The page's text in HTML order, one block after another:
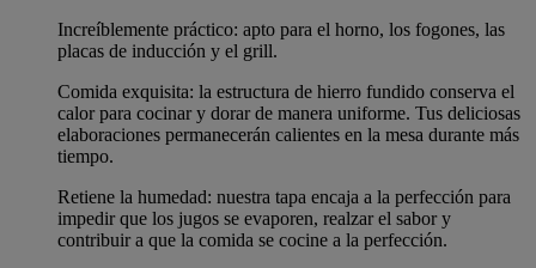
Increíblemente práctico: apto para el horno, los fogones, las
placas de inducción y el grill.
Comida exquisita: la estructura de hierro fundido conserva el
calor para cocinar y dorar de manera uniforme. Tus deliciosas
elaboraciones permanecerán calientes en la mesa durante más
tiempo.
Retiene la humedad: nuestra tapa encaja a la perfección para
impedir que los jugos se evaporen, realzar el sabor y
contribuir a que la comida se cocine a la perfección.